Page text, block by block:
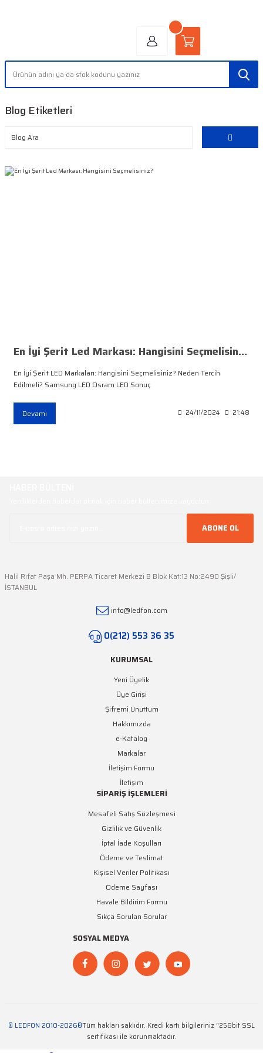
Blog Etiketleri
En İyi Şerit Led Markası: Hangisini Seçmelisiniz?
En İyi Şerit LED Markaları: Hangisini Seçmelisiniz? Neden Tercih
Edilmeli? Samsung LED Osram LED Sonuç
Devamı 24/11/2024 21:48
ABONE OL
Halil Rıfat Paşa Mh. PERPA Ticaret Merkezi B Blok Kat:13 No:2490 Şişli/
İSTANBUL
info@ledfon.com
0(212) 553 36 35
KURUMSAL
Yeni Üyelik
Üye Girişi
Şifremi Unuttum
Hakkımızda
e-Katalog
Markalar
İletişim Formu
İletişim
SİPARİŞ İŞLEMLERİ
Mesafeli Satış Sözleşmesi
Gizlilik ve Güvenlik
İptal İade Koşulları
Ödeme ve Teslimat
Kişisel Veriler Politikası
Ödeme Sayfası
Havale Bildirim Formu
Sıkça Sorulan Sorular
SOSYAL MEDYA
© LEDFON 2010-2026®Tüm hakları saklıdır. Kredi kartı bilgileriniz “256bit SSL
sertifikası ile korunmaktadır.